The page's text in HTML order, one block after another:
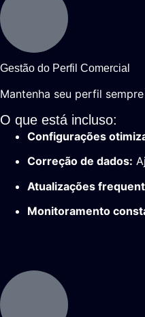
Gestão do Perfil Comercial
Mantenha seu perfil
O que está incluso:
Configurações
Correção de dados:
Atualizações
Monitoramento